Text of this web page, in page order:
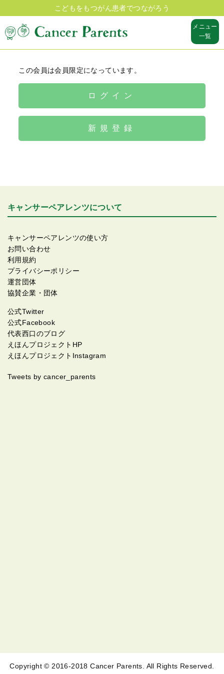
こどもをもつがん患者でつながろう
メニュー
一覧
この会員は会員限定になっています。
ログイン
新規登録
キャンサーペアレンツについて
キャンサーペアレンツの使い方
お問い合わせ
利用規約
プライバシーポリシー
運営団体
協賛企業・団体
公式Twitter
公式Facebook
代表西口のブログ
えほんプロジェクトHP
えほんプロジェクトInstagram
Tweets by cancer_parents
Copyright © 2016-2018 Cancer Parents. All Rights Reserved.